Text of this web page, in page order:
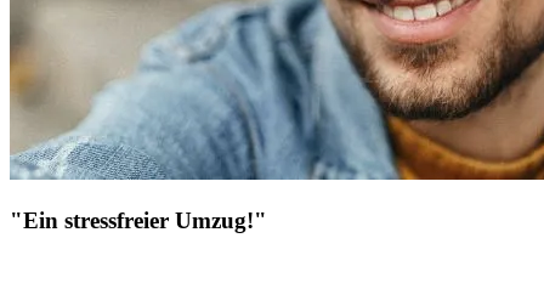
"Ein stressfreier Umzug!"